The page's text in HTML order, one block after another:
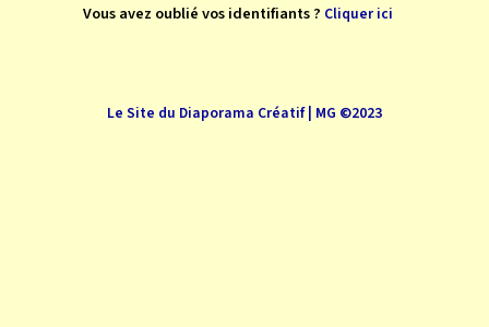
Vous avez oublié vos identifiants ? Cliquer ici
Le Site du Diaporama Créatif | MG ©2023